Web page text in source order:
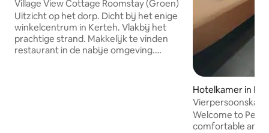
Village View Cottage Roomstay (Groen)
Uitzicht op het dorp. Dicht bij het enige
winkelcentrum in Kerteh. Vlakbij het
prachtige strand. Makkelijk te vinden
restaurant in de nabije omgeving.
Hotelkamer in
Island Village
Welcome to
comfortable and